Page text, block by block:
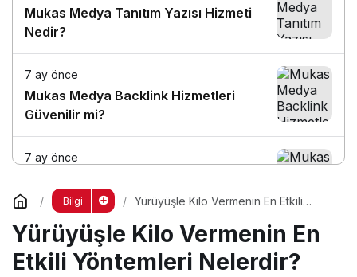
Mukas Medya Tanıtım Yazısı Hizmeti
Nedir?
7 ay önce
Mukas Medya Backlink Hizmetleri
Güvenilir mi?
7 ay önce
Yapılır?
7 ay önce
Mukas Medya Hangi Sitelerde Tanıtım
Bilgi
Yürüyüşle Kilo Vermenin En Etkili
Yürüyüşle Kilo Vermenin En
Etkili Yöntemleri Nelerdir?